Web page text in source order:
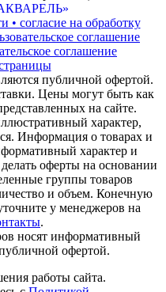
• согласие на обработку
соглашение
соглашение
публичной офертой.
Цены могут быть как
на сайте.
характер,
Информация о товарах и
характер и
оферты на основании
группы товаров
и объем. Конечную
у менеджеров на
.
носят информативный
офертой.
работы сайта.